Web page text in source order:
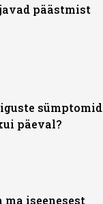
päästmist
sümptomid
päeval?
iseenesest